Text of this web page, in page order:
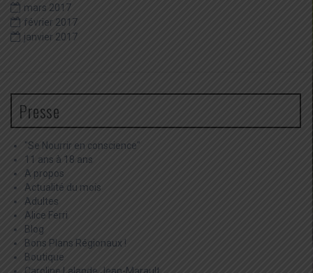
mars 2017
février 2017
janvier 2017
Presse
"Se Nourrir en conscience"
11 ans à 18 ans
A propos
Actualité du mois
Adultes
Alice Ferri
Blog
Bons Plans Régionaux !
Boutique